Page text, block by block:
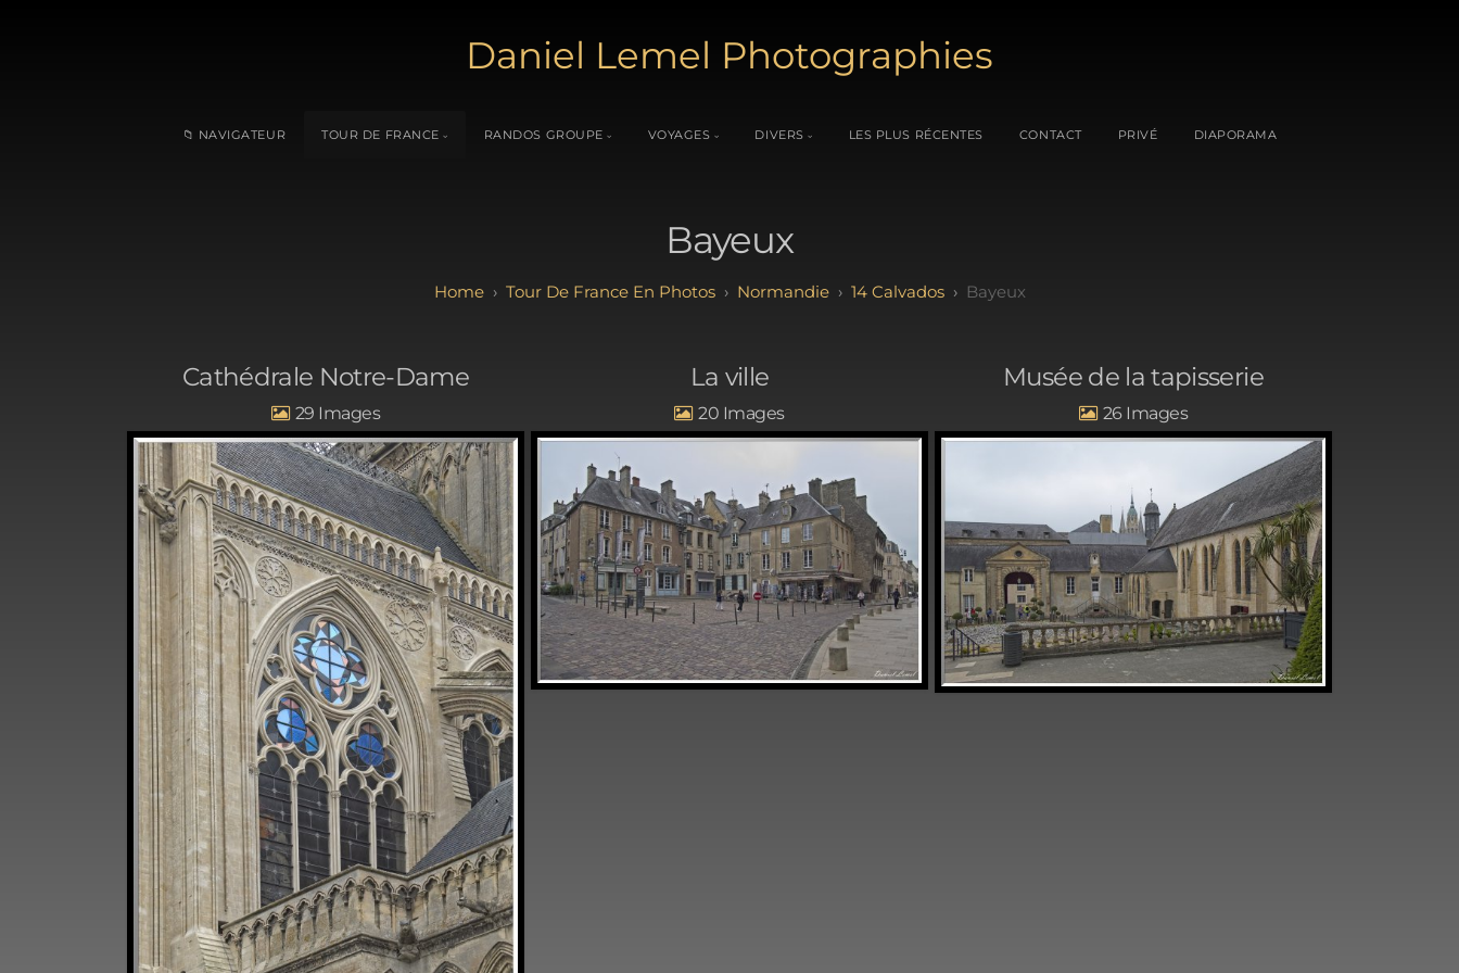
Daniel Lemel Photographies
📁 NAVIGATEUR TOUR DE FRANCE RANDOS GROUPE VOYAGES DIVERS LES PLUS RÉCENTES CONTACT PRIVÉ DIAPORAMA
Bayeux
Tour De France En Photos Normandie 14 Calvados Bayeux
Cathédrale Notre-Dame
29
La ville
20
Musée de la tapisserie
26